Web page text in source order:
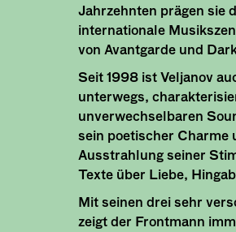
Jahrzehnten prägen sie
internationale
von Avantgarde und
Seit 1998 ist Veljanov
unterwegs,
unverwechselbaren
sein poetischer Charme
Ausstrahlung seiner
Texte über Liebe,
Mit seinen drei sehr
zeigt der Frontmann